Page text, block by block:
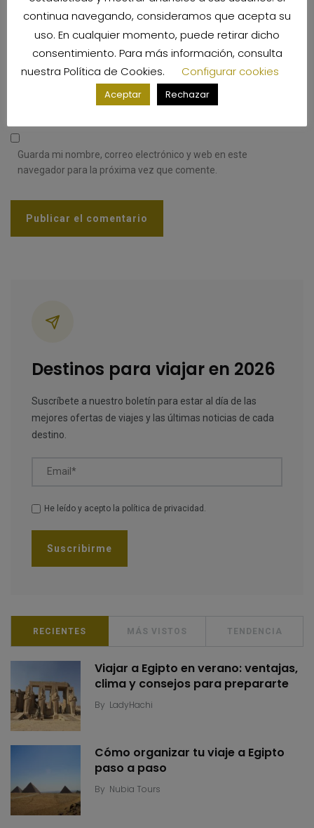
Email *
Guarda mi nombre, correo electrónico y web en este
navegador para la próxima vez que comente.
Destinos para viajar en 2026
Suscríbete a nuestro boletín para estar al día de las
mejores ofertas de viajes y las últimas noticias de cada
destino.
Email*
He leído y acepto la política de privacidad .
RECIENTES MÁS VISTOS TENDENCIA
Viajar a Egipto en verano: ventajas,
clima y consejos para prepararte
By LadyHachi
Cómo organizar tu viaje a Egipto
paso a paso
By Nubia Tours
continua navegando, consideramos que acepta su
uso. En cualquier momento, puede retirar dicho
consentimiento. Para más información, consulta
nuestra Política de Cookies. Configurar cookies
Aceptar Rechazar